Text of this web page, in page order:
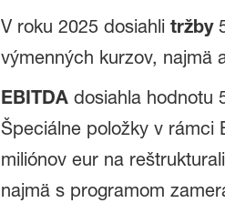
V roku 2025 dosiahli tržby
výmenných kurzov, najmä
EBITDAdosiahla hodnotu
Špeciálne položky v rámci
miliónov eur na
najmä s programom